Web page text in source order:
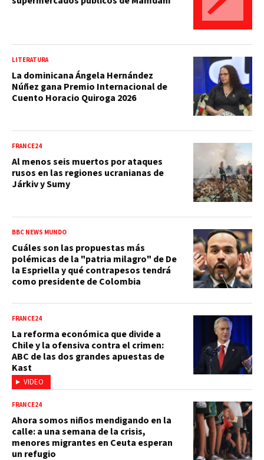
LITERATURA
La dominicana Ángela Hernández
Núñez gana Premio Internacional de
Cuento Horacio Quiroga 2026
FRANCE24
Al menos seis muertos por ataques
rusos en las regiones ucranianas de
Járkiv y Sumy
BBC NEWS MUNDO
Cuáles son las propuestas más
polémicas de la "patria milagro" de De
la Espriella y qué contrapesos tendrá
como presidente de Colombia
VIDEO
FRANCE24
La reforma económica que divide a
Chile y la ofensiva contra el crimen:
ABC de las dos grandes apuestas de
Kast
FRANCE24
Ahora somos niños mendigando en la
calle: a una semana de la crisis,
menores migrantes en Ceuta esperan
un refugio